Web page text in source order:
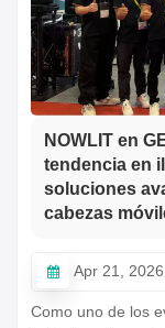
NOWLIT en
tendencia en
soluciones
cabezas
Apr 21, 2026
Como uno de los